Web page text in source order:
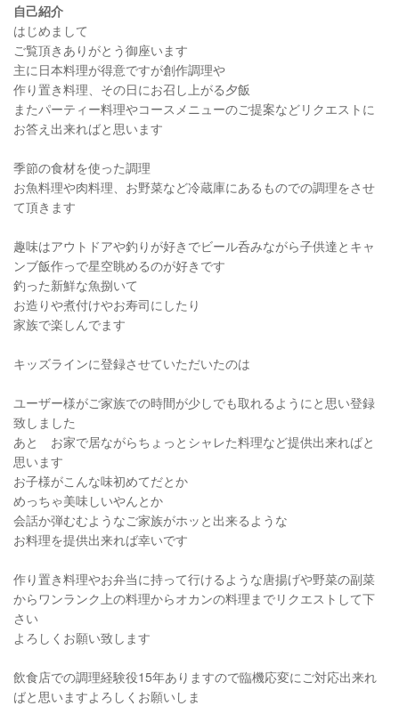
自己紹介
はじめまして
ご覧頂きありがとう御座います
主に日本料理が得意ですが創作調理や
作り置き料理、その日にお召し上がる夕飯
またパーティー料理やコースメニューのご提案などリクエストに
お答え出来ればと思います
季節の食材を使った調理
お魚料理や肉料理、お野菜など冷蔵庫にあるものでの調理をさせ
て頂きます
趣味はアウトドアや釣りが好きでビール呑みながら子供達とキャ
ンブ飯作っで星空眺めるのが好きです
釣った新鮮な魚捌いて
お造りや煮付けやお寿司にしたり
家族で楽しんでます
キッズラインに登録させていただいたのは
ユーザー様がご家族での時間が少しでも取れるようにと思い登録
致しました
あと お家で居ながらちょっとシャレた料理など提供出来ればと
思います
お子様がこんな味初めてだとか
めっちゃ美味しいやんとか
会話か弾むむようなご家族がホッと出来るような
お料理を提供出来れば幸いです
作り置き料理やお弁当に持って行けるような唐揚げや野菜の副菜
からワンランク上の料理からオカンの料理までリクエストして下
さい
よろしくお願い致します
飲食店での調理経験役15年ありますので臨機応変にご対応出来れ
ばと思いますよろしくお願いしま